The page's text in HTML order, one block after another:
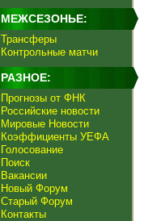
МЕЖСЕЗОНЬЕ:
Трансферы
Контрольные матчи
РАЗНОЕ:
Прогнозы от ФНК
Российские новости
Мировые Новости
Коэффициенты УЕФА
Голосование
Поиск
Вакансии
Новый Форум
Старый Форум
Контакты